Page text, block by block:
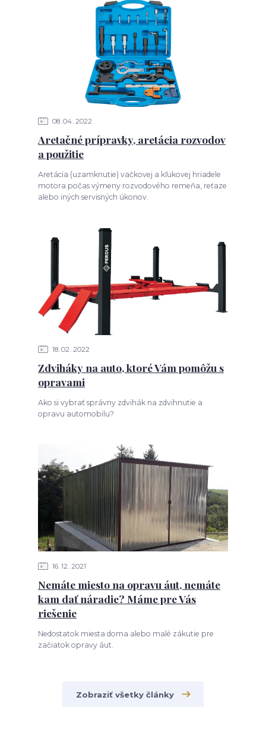
08 04 2022
Aretačné prípravky, aretácia rozvodov
a použitie
Aretácia (uzamknutie) vačkovej a kľukovej hriadele
motora počas výmeny rozvodového remeňa, reťaze
alebo iných servisných úkonov.
18 02 2022
Zdviháky na auto, ktoré Vám pomôžu s
opravami
Ako si vybrať správny zdvihák na zdvihnutie a
opravu automobilu?
16 12 2021
Nemáte miesto na opravu áut, nemáte
kam dať náradie? Máme pre Vás
riešenie
Nedostatok miesta doma alebo malé zákutie pre
začiatok opravy áut.
Zobraziť všetky články